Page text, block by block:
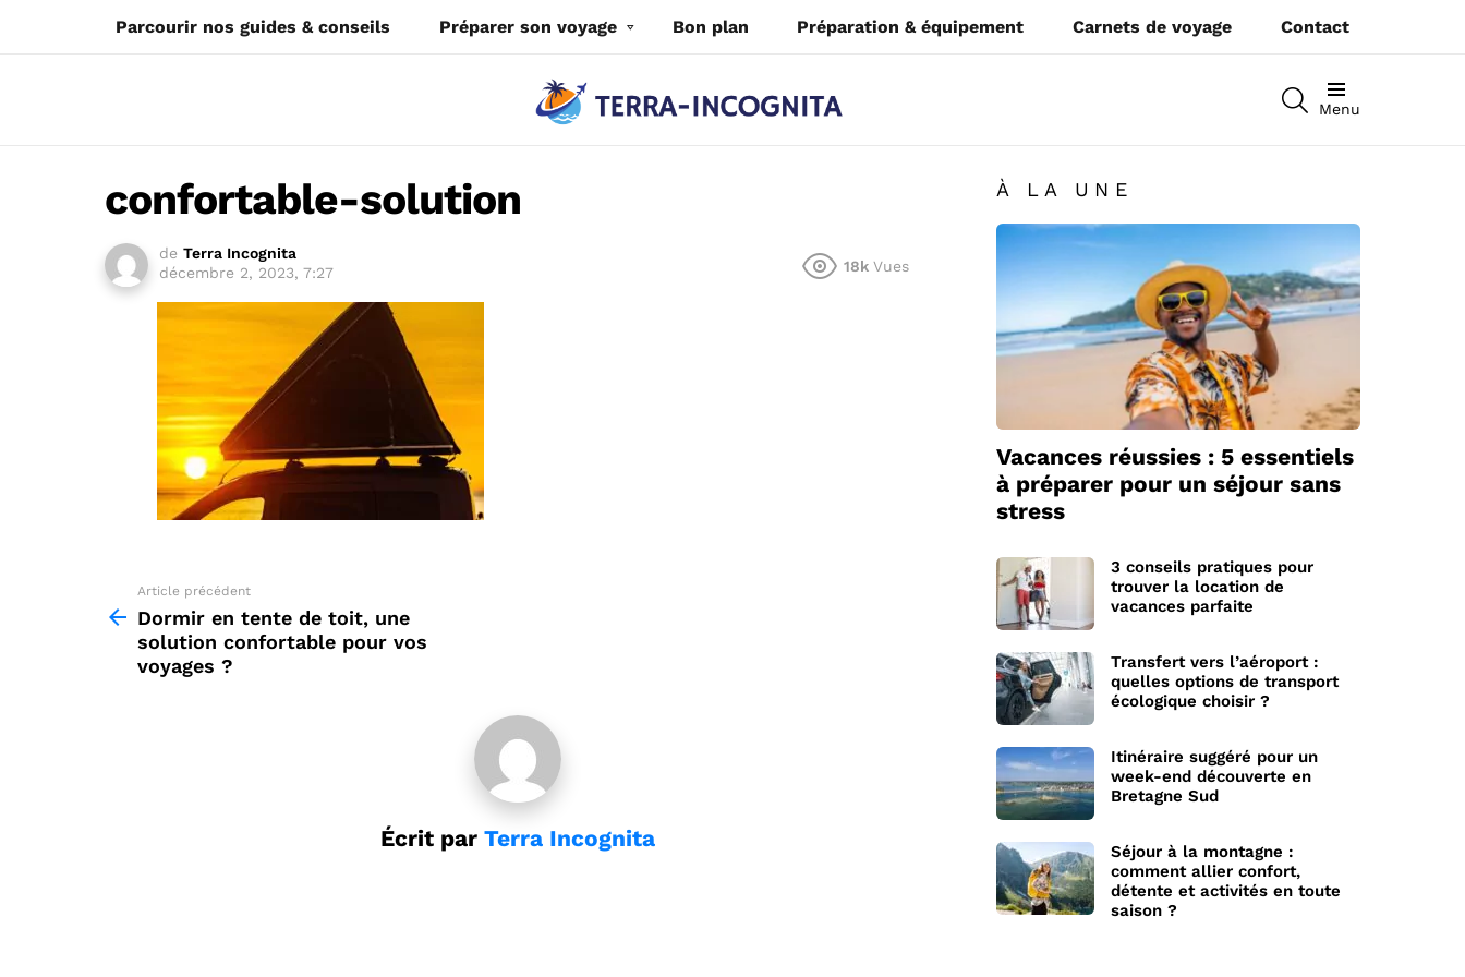
Parcourir nos guides & conseils Préparer son voyage Bon plan Préparation & équipement Carnets de voyage Contact
RECHERCHEZ
Menu
confortable-solution
de Terra Incognita
décembre 2, 2023, 7:27
18k Vues
more
Article précédent
Dormir en tente de toit, une
solution confortable pour vos
voyages ?
Écrit par Terra Incognita
À LA UNE
Vacances réussies : 5 essentiels
à préparer pour un séjour sans
stress
3 conseils pratiques pour
trouver la location de
vacances parfaite
Transfert vers l’aéroport :
quelles options de transport
écologique choisir ?
Itinéraire suggéré pour un
week-end découverte en
Bretagne Sud
Séjour à la montagne :
comment allier confort,
détente et activités en toute
saison ?